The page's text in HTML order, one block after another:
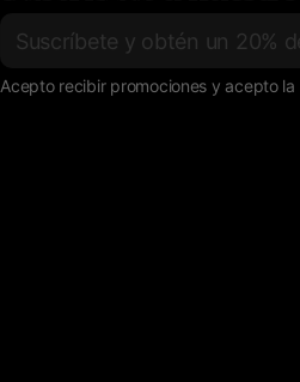
Acepto recibir promociones y acepto